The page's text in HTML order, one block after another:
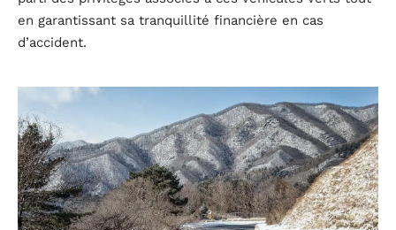
en garantissant sa tranquillité financière en cas
d’accident.